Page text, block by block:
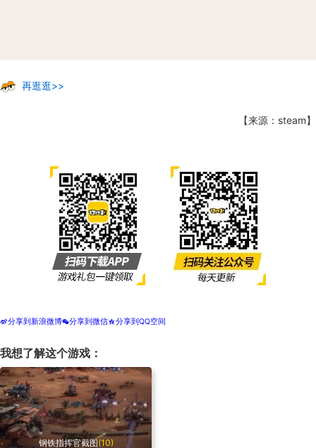
再逛逛>>
【来源：steam】
t分享到新浪微博w分享到微信z分享到QQ空间
我想了解这个游戏：
钢铁指挥官截图(10)